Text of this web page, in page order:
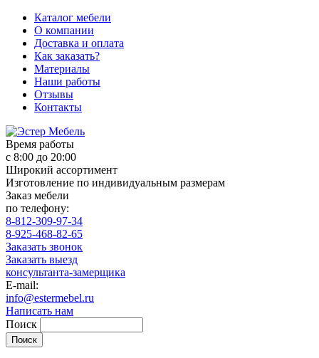
Каталог мебели
О компании
Доставка и оплата
Как заказать?
Материалы
Наши работы
Отзывы
Контакты
Время работы
с 8:00 до 20:00
Широкий ассортимент
Изготовление по индивидуальным размерам
Заказ мебели
по телефону:
8-812-309-97-34
8-925-468-82-65
Заказать звонок
Заказать выезд
консультанта-замерщика
E-mail:
info@estermebel.ru
Написать нам
Поиск